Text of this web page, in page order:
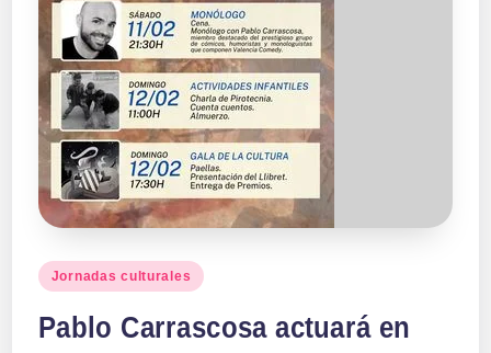
Publicado
Jornadas culturales
Pablo Carrascosa actuará en